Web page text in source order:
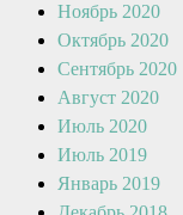
Ноябрь 2020
Октябрь 2020
Сентябрь 2020
Август 2020
Июль 2020
Июль 2019
Январь 2019